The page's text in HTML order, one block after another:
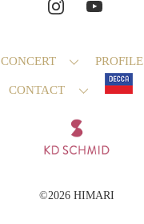
CONCERT PROFILE
CONTACT
©2026 HIMARI